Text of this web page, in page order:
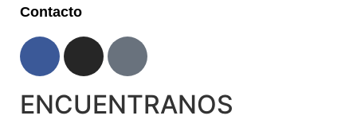
Contacto
ENCUENTRANOS